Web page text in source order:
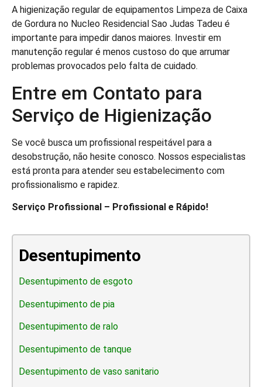
A higienização regular de equipamentos Limpeza de Caixa
de Gordura no Nucleo Residencial Sao Judas Tadeu é
importante para impedir danos maiores. Investir em
manutenção regular é menos custoso do que arrumar
problemas provocados pelo falta de cuidado.
Entre em Contato para
Serviço de Higienização
Se você busca um profissional respeitável para a
desobstrução, não hesite conosco. Nossos especialistas
está pronta para atender seu estabelecimento com
profissionalismo e rapidez.
Serviço Profissional – Profissional e Rápido!
Desentupimento
Desentupimento de esgoto
Desentupimento de pia
Desentupimento de ralo
Desentupimento de tanque
Desentupimento de vaso sanitario